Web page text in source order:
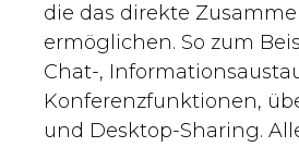
die das direkte
ermöglichen. So zum
Chat-,
Konferenzfunktionen,
und Desktop-Sharing.